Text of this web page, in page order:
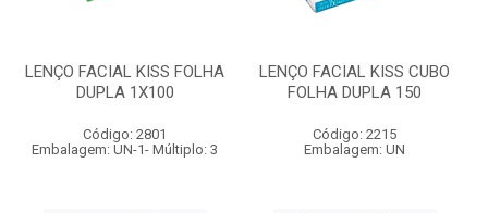
LENÇO FACIAL KISS FOLHA
DUPLA 1X100
Código: 2801
Embalagem: UN-1- Múltiplo: 3
LENÇO FACIAL KISS CUBO
FOLHA DUPLA 150
Código: 2215
Embalagem: UN